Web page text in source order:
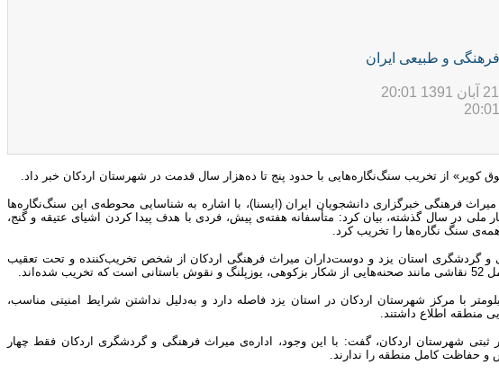
فرهنگی و طبيعی ایران
کویر» از تخریب سنگ‌نگاره‌هایی با حدود پنج تا ده‌هزار سال قدمت در شهرستان اردکان خبر داد.
فرهنگی خبرگزاری دانشجویان ایران (ایسنا)، با اشاره به شناسایی محوطه‌ی این سنگ‌نگاره‌ها
در سال گذشته، بیان کرد: متأسفانه هفته‌ی پیش، فردی با هدف پیدا کردن اشیای عتیقه و گنج،
سنگ نگاره‌ها را تخریب کرد.
و گردشگری استان یزد و دوست‌داران میراث فرهنگی اردکان از شخص تخریب‌کننده و تحت تعقیب
ادامه داد: محوطه‌ی «مفیدی» 50 کیلومتر با مرکز شهرستان اردکان در استان یزد فاصله دارد و به‌دلیل نداشتن شرایط امنیتی مناسب،
منطقه اطلاع داشتند.
ثبتی شهرستان اردکان،‌ گفت: با این وجود، اداره‌ی میراث فرهنگی و گردشگری اردکان فقط چهار
و حفاظت کامل منطقه را ندارند.